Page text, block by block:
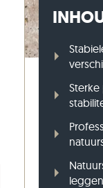
Gneis
leggen